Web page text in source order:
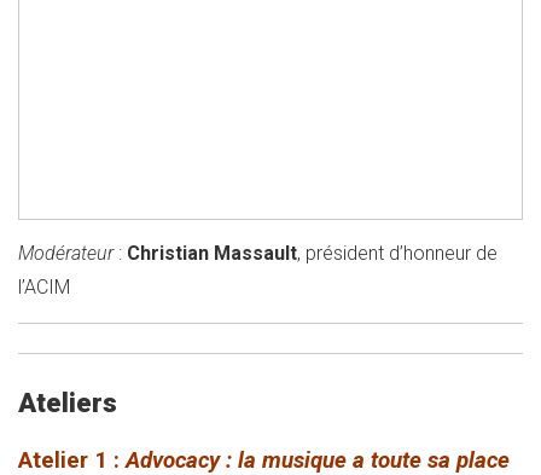
Modérateur : Christian Massault, président d’honneur de
l’ACIM
Ateliers
Atelier 1 :Advocacy : la musique a toute sa place